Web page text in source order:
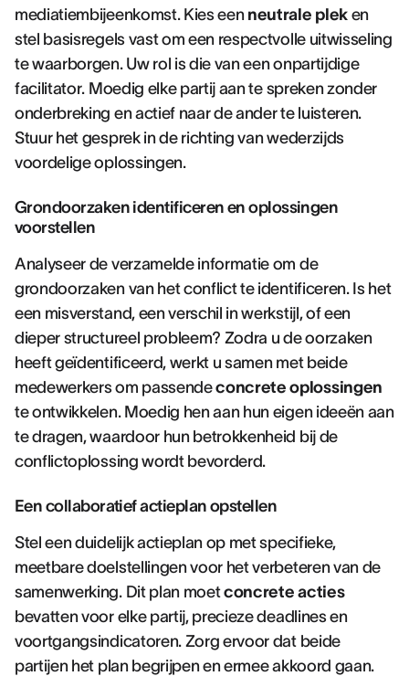
mediatiembijeenkomst. Kies een neutrale pleken
stel basisregels vast om een respectvolle uitwisseling
te waarborgen. Uw rol is die van een onpartijdige
facilitator. Moedig elke partij aan te spreken zonder
onderbreking en actief naar de ander te luisteren.
Stuur het gesprek in de richting van wederzijds
voordelige oplossingen.
Grondoorzaken identificeren en oplossingen
voorstellen
Analyseer de verzamelde informatie om de
grondoorzaken van het conflict te identificeren. Is het
een misverstand, een verschil in werkstijl, of een
dieper structureel probleem? Zodra u de oorzaken
heeft geïdentificeerd, werkt u samen met beide
medewerkers om passendeconcrete oplossingen
te ontwikkelen. Moedig hen aan hun eigen ideeën aan
te dragen, waardoor hun betrokkenheid bij de
conflictoplossing wordt bevorderd.
Een collaboratief actieplan opstellen
Stel een duidelijk actieplan op met specifieke,
meetbare doelstellingen voor het verbeteren van de
samenwerking. Dit plan moetconcrete acties
bevatten voor elke partij, precieze deadlines en
voortgangsindicatoren. Zorg ervoor dat beide
partijen het plan begrijpen en ermee akkoord gaan.